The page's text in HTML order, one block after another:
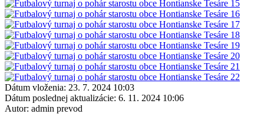
Dátum vloženia: 23. 7. 2024 10:03
Dátum poslednej aktualizácie: 6. 11. 2024 10:06
Autor: admin prevod